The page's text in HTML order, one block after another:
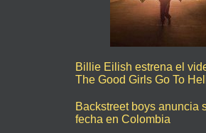
Billie Eilish estrena el
The Good Girls Go To
Backstreet boys anuncia
fecha en Colombia